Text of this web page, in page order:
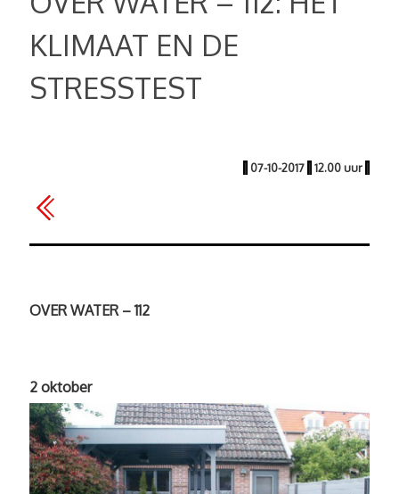
KLIMAAT EN DE
STRESSTEST
| 07-10-2017 | 12.00 uur |
OVER WATER – 112
2 oktober